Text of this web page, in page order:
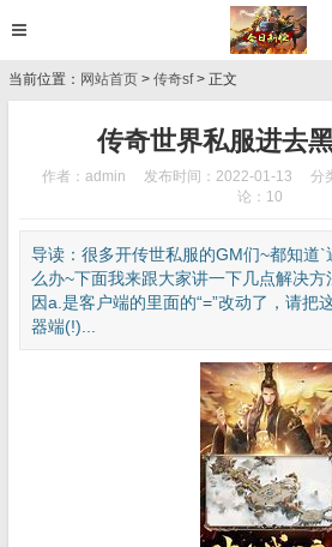
当前位置： 网站首页 > 传奇sf> 正文
传奇世界私服进去
作者：admin 发布时间：2022-01-13 分
论：10
导读：很多开传世私服的GM们~都知道`
么办~下面我来跟大家讲一下几点解决
因a.是客户端的里面的“=”改动了，请把
器端(!)...